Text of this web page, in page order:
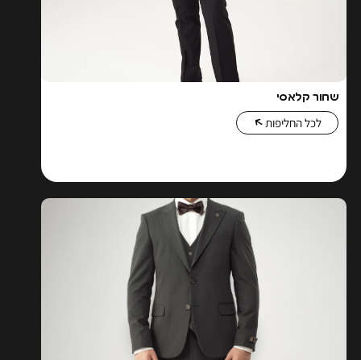
שחור קלאסי
לכל החליפות